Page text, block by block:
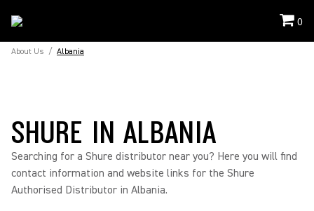
0
About Us / Albania
SHURE IN ALBANIA
Searching for a Shure distributor near you? Here you will find
contact information and website links for the Shure
Authorised Distributor in Albania.